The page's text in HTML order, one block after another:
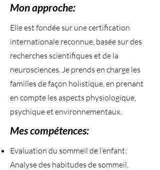
Mon approche:
Elle est fondée sur une certification
internationale reconnue, basée sur des
recherches scientifiques et de la
neurosciences. Je prends en charge les
familles de façon holistique, en prenant
en compte les aspects physiologique,
psychique et environnementaux.
Mes compétences:
Evaluation du sommeil de l’enfant:
Analyse des habitudes de sommeil,